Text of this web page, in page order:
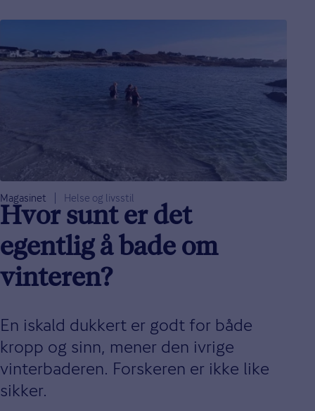
Magasinet Helse og livsstil
Hvor sunt er det
egentlig å bade om
vinteren?
En iskald dukkert er godt for både
kropp og sinn, mener den ivrige
vinterbaderen. Forskeren er ikke like
sikker.